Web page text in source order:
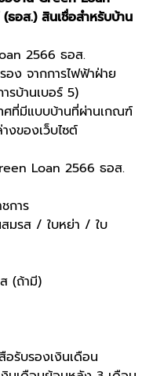
ธอส.) สินเชื่อสำหรับบ้าน
2566 ธอส.
ง จากการไฟฟ้าฝ่าย
รบ้านเบอร์ 5)
ศที่มีแบบบ้านที่ผ่านเกณฑ์
งของเว็บไซต์
Loan 2566 ธอส.
การ
สมรส / ใบหย่า / ใบ
(ถ้ามี)
รับรองเงินเดือน